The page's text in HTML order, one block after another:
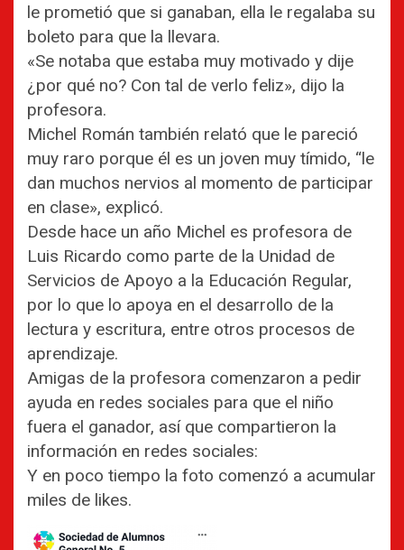
le prometió que si ganaban, ella le regalaba su
boleto para que la llevara.
«Se notaba que estaba muy motivado y dije
¿por qué no? Con tal de verlo feliz», dijo la
profesora.
Michel Román también relató que le pareció
muy raro porque él es un joven muy tímido, “le
dan muchos nervios al momento de participar
en clase», explicó.
Desde hace un año Michel es profesora de
Luis Ricardo como parte de la Unidad de
Servicios de Apoyo a la Educación Regular,
por lo que lo apoya en el desarrollo de la
lectura y escritura, entre otros procesos de
aprendizaje.
Amigas de la profesora comenzaron a pedir
ayuda en redes sociales para que el niño
fuera el ganador, así que compartieron la
información en redes sociales:
Y en poco tiempo la foto comenzó a acumular
miles de likes.